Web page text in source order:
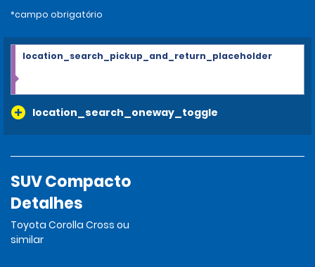
*campo obrigatório
location_search_oneway_toggle
location_search_pickup_and_return_placeholder
SUV Compacto
Detalhes
Toyota Corolla Cross ou
similar